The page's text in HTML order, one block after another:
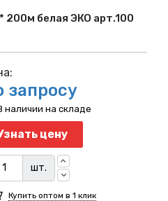
белая ЭКО арт.100
запросу
цену
шт.
наличии на складе
Купить оптом в 1 клик